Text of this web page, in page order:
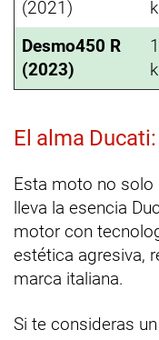
(2021)
Desmo450 R
(2023)
El alma
Esta moto no solo
lleva la esencia
motor con
estética agresiva,
marca italiana.
Si te consideras